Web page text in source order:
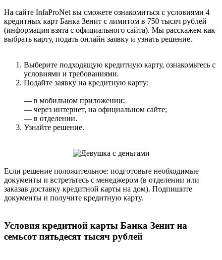
На сайте InfaProNet вы сможете ознакомиться с условиями 4
кредитных карт Банка Зенит с лимитом в 750 тысяч рублей
(информация взята с официального сайта). Мы расскажем как
выбрать карту, подать онлайн заявку и узнать решение.
Выберите подходящую кредитную карту, ознакомьтесь с
условиями и требованиями.
Подайте заявку на кредитную карту:
— в мобильном приложении;
— через интернет, на официальном сайте;
— в отделении.
Узнайте решение.
Если решение положительное: подготовьте необходимые
документы и встретьтесь с менеджером (в отделении или
заказав доставку кредитной карты на дом). Подпишите
документы и получите кредитную карту.
Условия кредитной карты Банка Зенит на
семьсот пятьдесят тысяч рублей